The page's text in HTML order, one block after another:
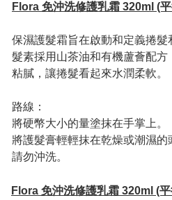
Flora 免沖洗修護乳霜 320ml (
保濕護髮霜旨在啟動和定義捲
髮素採用山茶油和有機蘆薈配
粘膩，讓捲髮看起來水潤柔軟。
路線：
將硬幣大小的量塗抹在手掌上。
將護髮膏輕輕抹在乾燥或潮濕的
請勿沖洗。
Flora 免沖洗修護乳霜 320ml (